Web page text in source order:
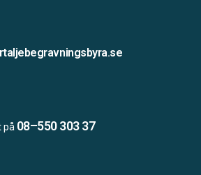
på 08–550 303 37